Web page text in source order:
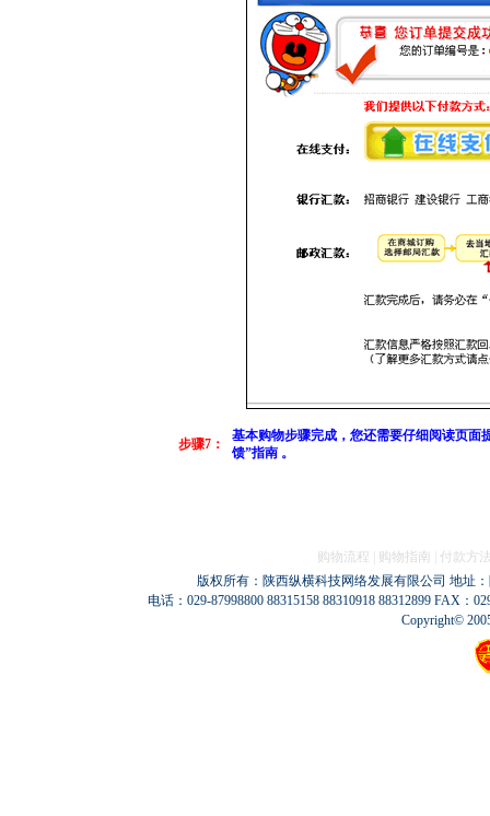
步骤7：
基本购物步骤完成，您还需要仔细阅读页面
馈”指南 。